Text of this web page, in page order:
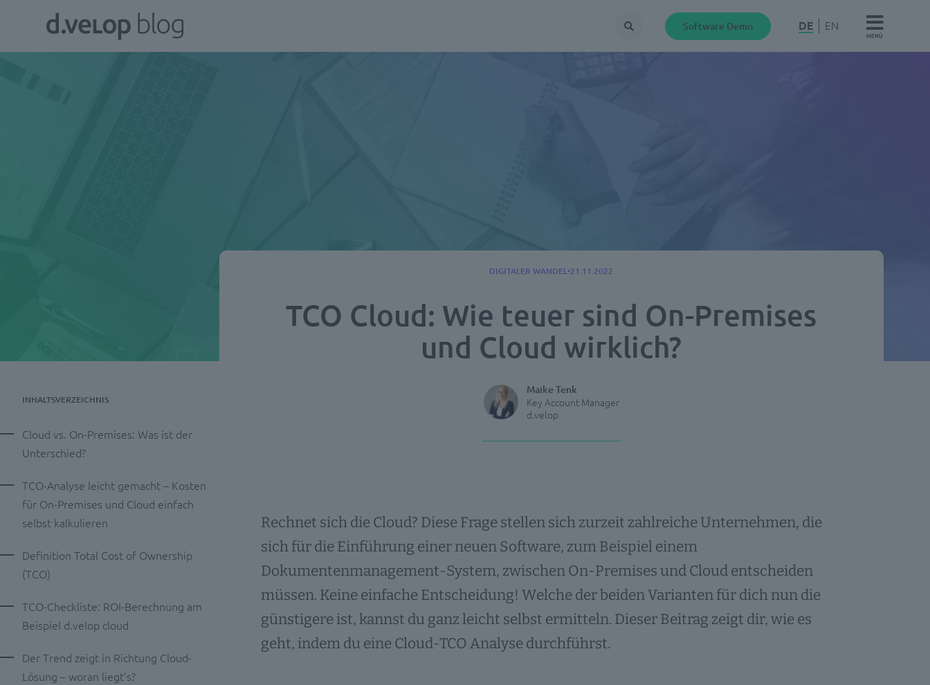
d.velop
Blog
Suche Software Demo DE EN
MENÜ
TCO Cloud: Wie teuer sind On-Premises
und Cloud wirklich?
DIGITALER WANDEL 21.11.2022
Maike Tenk
Key Account Manager
d.velop
INHALTSVERZEICHNIS
Cloud vs. On-Premises: Was ist der
Unterschied?
TCO-Analyse leicht gemacht – Kosten
für On-Premises und Cloud einfach
selbst kalkulieren
Definition Total Cost of Ownership
(TCO)
TCO-Checkliste: ROI-Berechnung am
Beispiel d.velop cloud
Der Trend zeigt in Richtung Cloud-
Lösung – woran liegt’s?
Rechnet sich die Cloud? Diese Frage stellen sich zurzeit zahlreiche Unternehmen, die
sich für die Einführung einer neuen Software, zum Beispiel einem
Dokumentenmanagement-System, zwischen On-Premises und Cloud entscheiden
müssen. Keine einfache Entscheidung! Welche der beiden Varianten für dich nun die
günstigere ist, kannst du ganz leicht selbst ermitteln. Dieser Beitrag zeigt dir, wie es
geht, indem du eine Cloud-TCO Analyse durchführst.